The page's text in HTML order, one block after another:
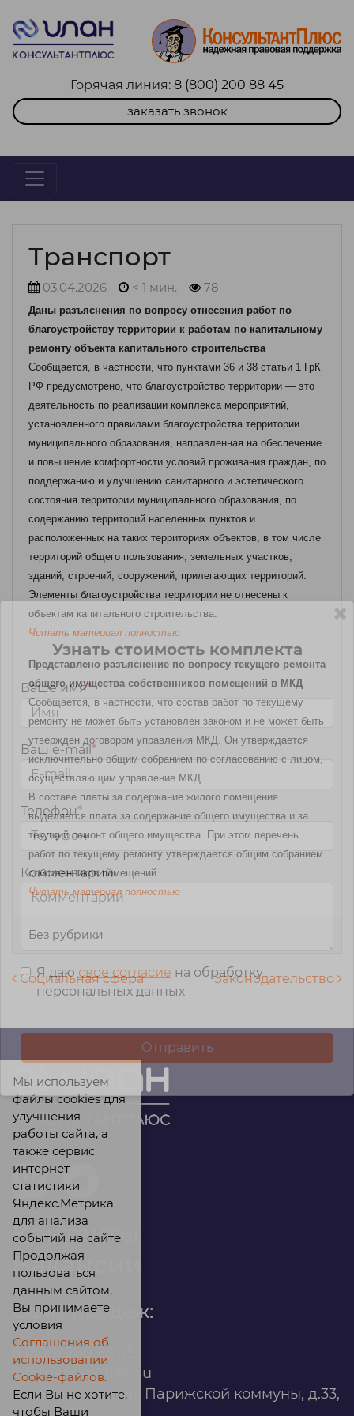
Горячая линия: 8 (800) 200 88 45
заказать звонок
Транспорт
03.04.2026 < 1 мин. 78
Даны разъяснения по вопросу отнесения работ по
благоустройству территории к работам по капитальному
ремонту объекта капитального строительства
Сообщается, в частности, что пунктами 36 и 38 статьи 1 ГрК
РФ предусмотрено, что благоустройство территории — это
деятельность по реализации комплекса мероприятий,
установленного правилами благоустройства территории
муниципального образования, направленная на обеспечение
и повышение комфортности условий проживания граждан, по
поддержанию и улучшению санитарного и эстетического
состояния территории муниципального образования, по
содержанию территорий населенных пунктов и
расположенных на таких территориях объектов, в том числе
территорий общего пользования, земельных участков,
зданий, строений, сооружений, прилегающих территорий.
Элементы благоустройства территории не отнесены к
объектам капитального строительства.
Читать материал полностью
Представлено разъяснение по вопросу текущего ремонта
общего имущества собственников помещений в МКД
Сообщается, в частности, что состав работ по текущему
ремонту не может быть установлен законом и не может быть
утвержден договором управления МКД. Он утверждается
исключительно общим собранием по согласованию с лицом,
осуществляющим управление МКД.
В составе платы за содержание жилого помещения
выделяется плата за содержание общего имущества и за
текущий ремонт общего имущества. При этом перечень
работ по текущему ремонту утверждается общим собранием
собственников помещений.
Читать материал полностью
Без рубрики
Навигация по записям
Социальная сфера Законодательство
Контакты
Вакансии
Офис продаж:
infomarket@ilan.su
г. Красноярск, ул. Парижской коммуны, д.33,
Узнать стоимость комплекта
Ваше имя*
Ваш e-mail*
Телефон*
Комментарий
Я даюсвое согласие на обработку
персональных данных
Мы используем
файлы cookies для
улучшения
работы сайта, а
также сервис
интернет-
статистики
Яндекс.Метрика
для анализа
событий на сайте.
Продолжая
пользоваться
данным сайтом,
Вы принимаете
условия
Соглашения об
использовании
Cookie-файлов.
Если Вы не хотите,
чтобы Ваши